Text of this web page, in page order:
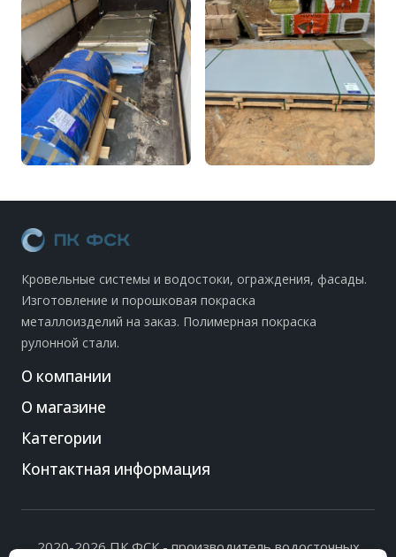
Кровельные системы и водостоки, ограждения, фасады.
Изготовление и порошковая покраска
металлоизделий на заказ. Полимерная покраска
рулонной стали.
О компании
О магазине
Категории
Контактная информация
2020-2026 ПК ФСК - производитель водосточных